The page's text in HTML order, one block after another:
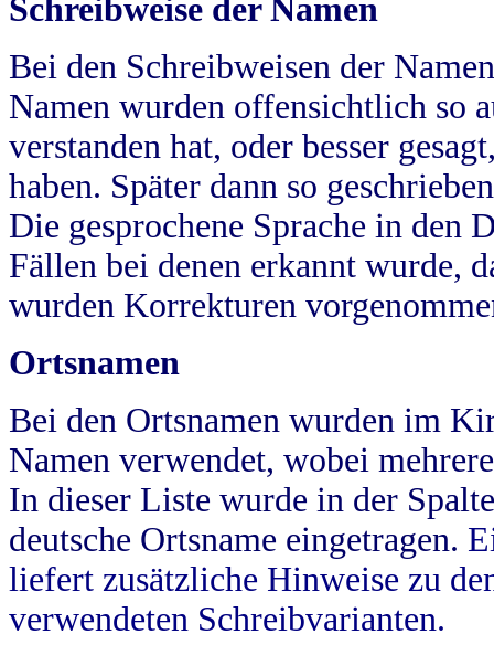
Schreibweise der Namen
Bei den Schreibweisen der
Namen wurden offensichtlich so
verstanden hat, oder besser
haben. Später dann so
Die gesprochene Sprache in
Fällen bei denen erkannt wurde,
wurden Korrekturen
Ortsnamen
Bei den Ortsnamen wurden im
Namen verwendet, wobei
In dieser Liste wurde in der
deutsche Ortsname eingetragen.
liefert zusätzliche Hinweise zu
verwendeten Schreibvarianten.